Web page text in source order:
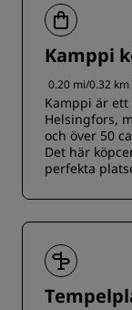
Kamppi
0.20 mi/0.32
Kamppi är
Helsingfors,
och över 50
Det här
perfekta